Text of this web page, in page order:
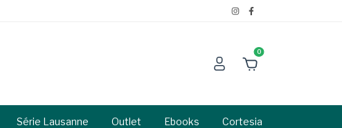
0
Série Lausanne Outlet Ebooks Cortesia